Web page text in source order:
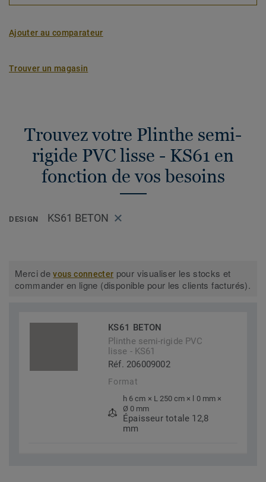
Ajouter au comparateur
Trouver un magasin
Trouvez votre Plinthe semi-
rigide PVC lisse - KS61 en
fonction de vos besoins
DESIGN KS61 BETON
Merci devous connecter pour visualiser les stocks et
commander en ligne (disponible pour les clients facturés).
KS61 BETON
Plinthe semi-rigide PVC
lisse - KS61
Réf. 206009002
Format
h 6 cm × L 250 cm × l 0 mm ×
Ø 0 mm
Épaisseur totale 12,8
mm